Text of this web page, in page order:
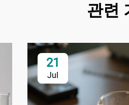
관련
21
Jul